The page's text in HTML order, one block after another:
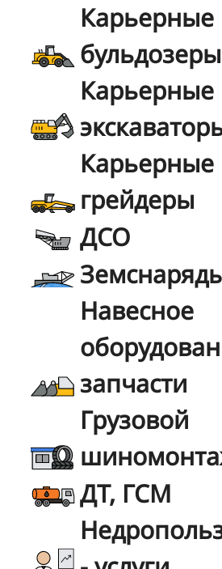
Карьерные
бульдозеры
Карьерные
Карьерные
грейдеры
ДСО
Навесное
запчасти
Грузовой
ДТ, ГСМ